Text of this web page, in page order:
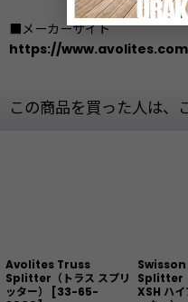
■メーカーサイト
https://
この商品を買った人は、
Avolites Truss
Splitter（トラス スプリ
ッター）
[33-65-
Splitter
XSH ハイ